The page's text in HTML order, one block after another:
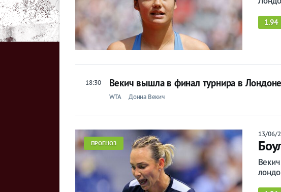
1.94
18:30 Векич вышла в финал турнира в Лондоне
WTA Донна Векич
ПРОГНОЗ
13/06/
Игры